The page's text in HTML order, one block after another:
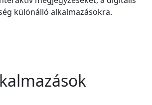
különálló alkalmazásokra.